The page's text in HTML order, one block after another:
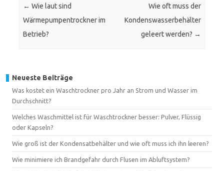
← Wie laut sind
Wärmepumpentrockner im
Betrieb?
Wie oft muss der
Kondenswasserbehälter
geleert werden? →
Neueste Beiträge
Was kostet ein Waschtrockner pro Jahr an Strom und Wasser im
Durchschnitt?
Welches Waschmittel ist für Waschtrockner besser: Pulver, Flüssig
oder Kapseln?
Wie groß ist der Kondensatbehälter und wie oft muss ich ihn leeren?
Wie minimiere ich Brandgefahr durch Flusen im Abluftsystem?